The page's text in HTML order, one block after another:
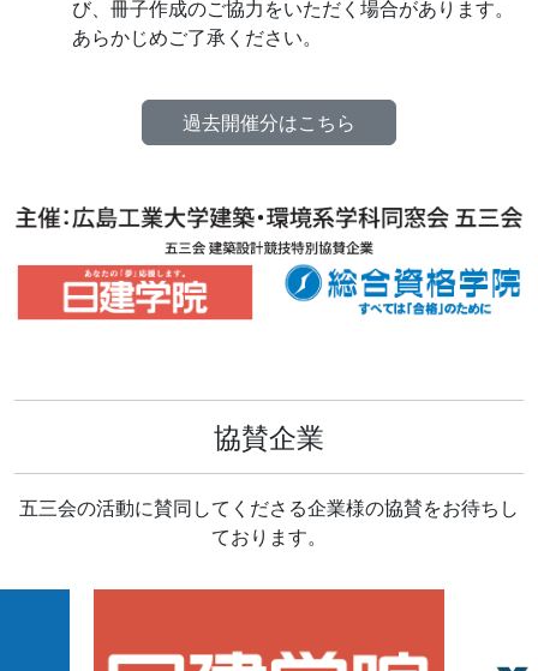
び、冊子作成のご協力をいただく場合があります。
あらかじめご了承ください。
過去開催分はこちら
協賛企業
五三会の活動に賛同してくださる企業様の協賛をお待ちし
ております。